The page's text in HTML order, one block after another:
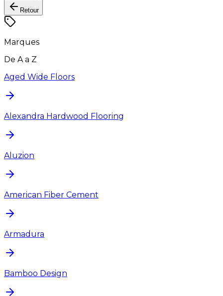
Retour
Marques
De A a Z
Aged Wide Floors
Alexandra Hardwood Flooring
Aluzion
American Fiber Cement
Armadura
Bamboo Design